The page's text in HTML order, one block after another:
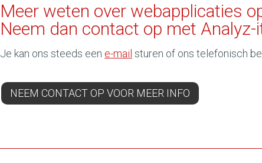
Meer weten over webapplicaties
Neem dan contact op met Analyz-
Je kan ons steeds een e-mail sturen of ons telefonisch
NEEM CONTACT OP VOOR MEER INFO